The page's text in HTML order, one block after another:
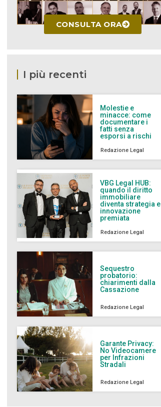
CONSULTA ORA
I più recenti
Molestie e
minacce: come
documentare i
fatti senza
esporsi a rischi
Redazione Legal
VBG Legal HUB:
quando il diritto
immobiliare
diventa strategia e
innovazione
premiata
Redazione Legal
Sequestro
probatorio:
chiarimenti dalla
Cassazione
Redazione Legal
Garante Privacy:
No Videocamere
per Infrazioni
Stradali
Redazione Legal